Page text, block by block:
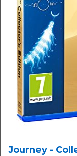
Journey -